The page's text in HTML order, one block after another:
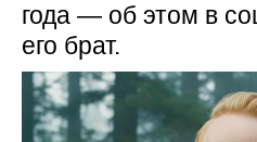
года — об этом в
его брат.